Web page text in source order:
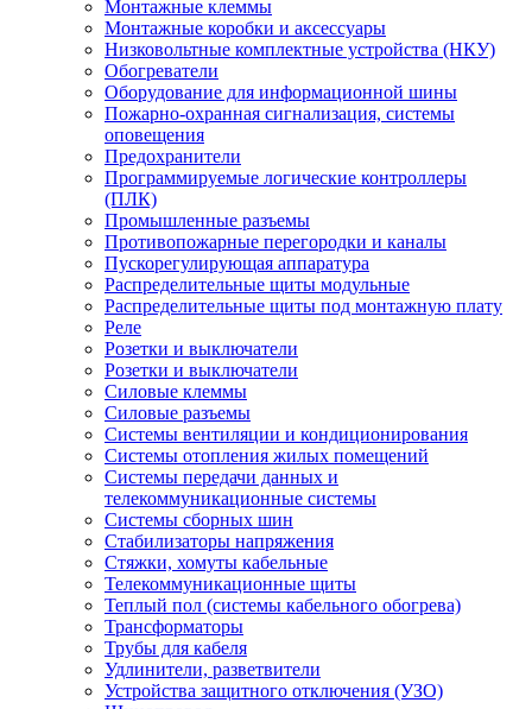
Монтажные клеммы
Монтажные коробки и аксессуары
Низковольтные комплектные устройства (НКУ)
Обогреватели
Оборудование для информационной шины
Пожарно-охранная сигнализация, системы
оповещения
Предохранители
Программируемые логические контроллеры
(ПЛК)
Промышленные разъемы
Противопожарные перегородки и каналы
Пускорегулирующая аппаратура
Распределительные щиты модульные
Распределительные щиты под монтажную плату
Реле
Розетки и выключатели
Розетки и выключатели
Силовые клеммы
Силовые разъемы
Системы вентиляции и кондиционирования
Системы отопления жилых помещений
Системы передачи данных и
телекоммуникационные системы
Системы сборных шин
Стабилизаторы напряжения
Стяжки, хомуты кабельные
Телекоммуникационные щиты
Теплый пол (системы кабельного обогрева)
Трансформаторы
Трубы для кабеля
Удлинители, разветвители
Устройства защитного отключения (УЗО)